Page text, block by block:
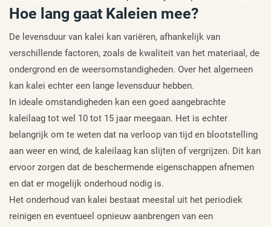
Hoe lang gaat Kaleien mee?
De levensduur van kalei kan variëren, afhankelijk van
verschillende factoren, zoals de kwaliteit van het materiaal, de
ondergrond en de weersomstandigheden. Over het algemeen
kan kalei echter een lange levensduur hebben.
In ideale omstandigheden kan een goed aangebrachte
kaleilaag tot wel 10 tot 15 jaar meegaan. Het is echter
belangrijk om te weten dat na verloop van tijd en blootstelling
aan weer en wind, de kaleilaag kan slijten of vergrijzen. Dit kan
ervoor zorgen dat de beschermende eigenschappen afnemen
en dat er mogelijk onderhoud nodig is.
Het onderhoud van kalei bestaat meestal uit het periodiek
reinigen en eventueel opnieuw aanbrengen van een